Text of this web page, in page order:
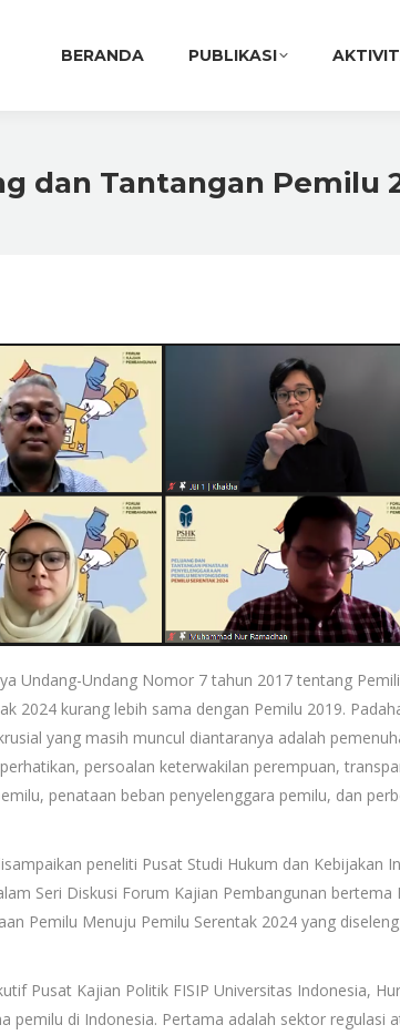
BERANDA PUBLIKASI
dan Tantangan Pemilu
Undang-Undang Nomor 7 tahun 2017 tentang
2024 kurang lebih sama dengan Pemilu 2019.
yang masih muncul diantaranya adalah
persoalan keterwakilan perempuan,
penataan beban penyelenggara pemilu, dan
peneliti Pusat Studi Hukum dan Kebijakan
Seri Diskusi Forum Kajian Pembangunan
Pemilu Menuju Pemilu Serentak 2024 yang
Pusat Kajian Politik FISIP Universitas Indonesia,
pemilu di Indonesia. Pertama adalah sektor regulasi